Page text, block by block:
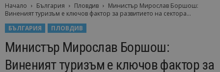
Начало България Пловдив
Министър Мирослав Боршош:
Виненият туризъм е ключов фактор за развитието на сектора...
БЪЛГАРИЯ
ПЛОВДИВ
Министър Мирослав Боршош:
Виненият туризъм е ключов фактор за